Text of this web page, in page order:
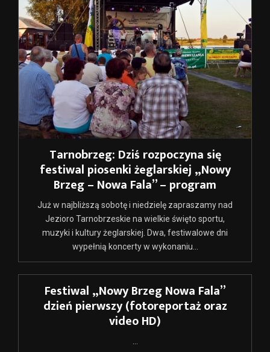
Tarnobrzeg: Dziś rozpoczyna się
festiwal piosenki żeglarskiej „Nowy
Brzeg – Nowa Fala” – program
Już w najbliższą sobotę i niedzielę zapraszamy nad
Jezioro Tarnobrzeskie na wielkie święto sportu,
muzyki i kultury żeglarskiej. Dwa, festiwalowe dni
wypełnią koncerty w wykonaniu...
Festiwal „Nowy Brzeg Nowa Fala”
dzień pierwszy (fotoreportaż oraz
video HD)